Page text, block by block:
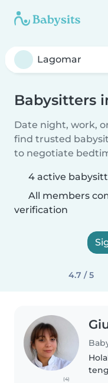
Babysitters
Date night, work,
find trusted
to negotiate
4 active
All members
verification
4.7 / 5
(4)